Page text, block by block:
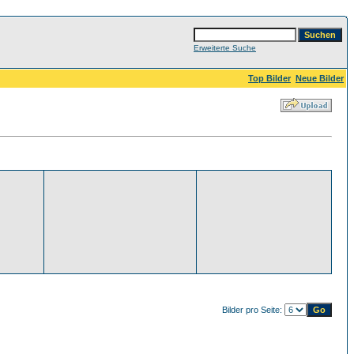
Erweiterte Suche
Top Bilder Neue Bilder
Bilder pro Seite: